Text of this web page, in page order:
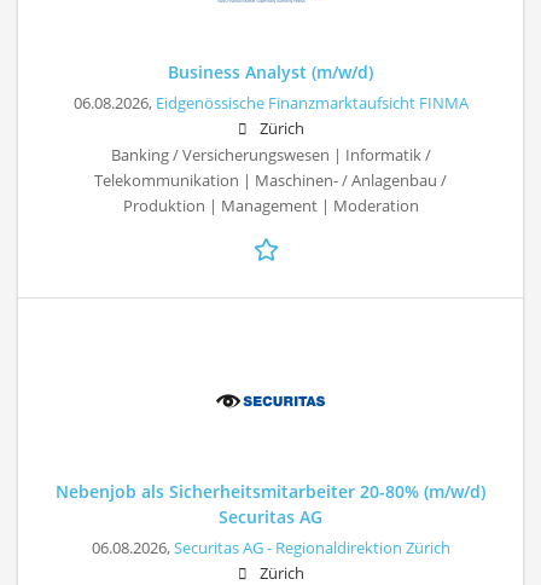
Business Analyst (m/w/d)
06.08.2026, Eidgenössische Finanzmarktaufsicht FINMA
Zürich
Banking / Versicherungswesen | Informatik /
Telekommunikation | Maschinen- / Anlagenbau /
Produktion | Management | Moderation
Nebenjob als Sicherheitsmitarbeiter 20-80% (m/w/d)
Securitas AG
06.08.2026,Securitas AG - Regionaldirektion Zürich
Zürich